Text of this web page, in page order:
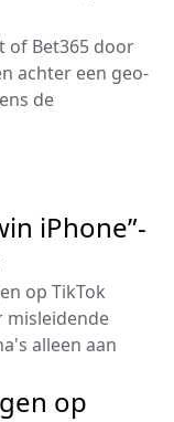
of Bet365 door
achter een geo-
de
iPhone”-
op TikTok
misleidende
alleen aan
op